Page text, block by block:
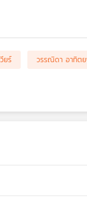
ยร์
วรรณิดา อาทิต